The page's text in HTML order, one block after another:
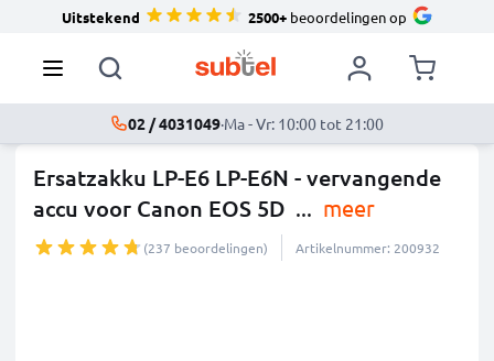
Uitstekend 2500+beoordelingen op
02 / 4031049·Ma - Vr: 10:00 tot 21:00
Ersatzakku LP-E6 LP-E6N - vervangende
accu voor Canon EOS 5D ... meer
(237 beoordelingen) Artikelnummer: 200932